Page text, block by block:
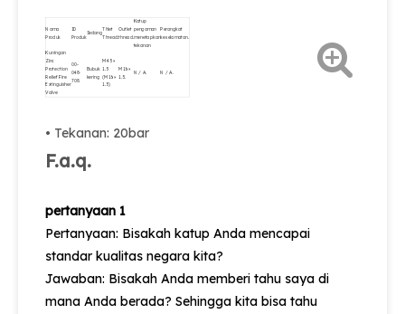
Nama
Produk
ID
Produk
Sedang
Thlet
Thread.
Outlet
thread.
Katup
pengaman
menetapkan
tekanan
Perangkat
keselamatan.
Kuningan
Zinc
Protection
Relief Fire
Extinguisher
Valve
00-
048-
708.
Bubuk
kering
M45 ×
1.5
(M16 ×
1.5)
M16 ×
1.5.
N / A. N / A.
• Tekanan: 20bar
F.a.q.
pertanyaan 1
Pertanyaan: Bisakah katup Anda mencapai
standar kualitas negara kita?
Jawaban: Bisakah Anda memberi tahu saya di
mana Anda berada? Sehingga kita bisa tahu